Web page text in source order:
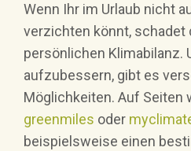
Wenn Ihr im Urlaub nicht
verzichten könnt, schadet
persönlichen Klimabilanz.
aufzubessern, gibt es
Möglichkeiten. Auf Seiten
greenmiles oder
beispielsweise einen